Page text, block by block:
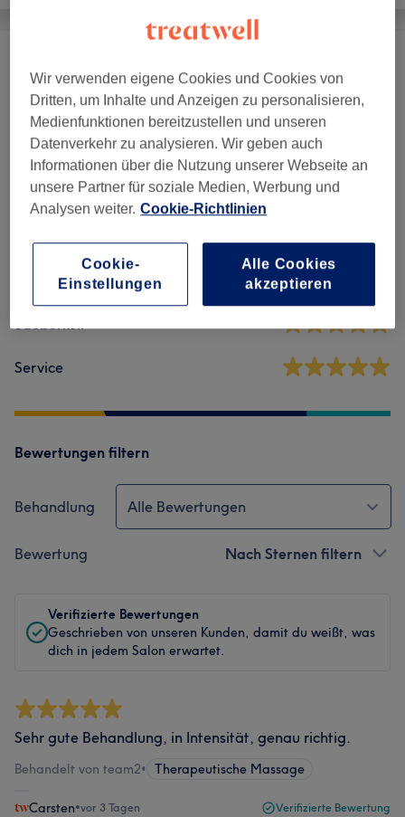
Salonbewertungen
4,8
Ambiente
Sauberkeit
Service
Bewertungen filtern
Behandlung Alle Bewertungen
Bewertung Nach Sternen filtern
Verifizierte Bewertungen
Geschrieben von unseren Kunden, damit du weißt, was
dich in jedem Salon erwartet.
Sehr gute Behandlung, in Intensität, genau richtig.
Behandelt von team2• Therapeutische Massage
Carsten•vor 3 Tagen Verifizierte Bewertung
Wir verwenden eigene Cookies und Cookies von
Dritten, um Inhalte und Anzeigen zu personalisieren,
Medienfunktionen bereitzustellen und unseren
Datenverkehr zu analysieren. Wir geben auch
Informationen über die Nutzung unserer Webseite an
unsere Partner für soziale Medien, Werbung und
Analysen weiter. Cookie-Richtlinien
Cookie-
Einstellungen
Alle Cookies
akzeptieren